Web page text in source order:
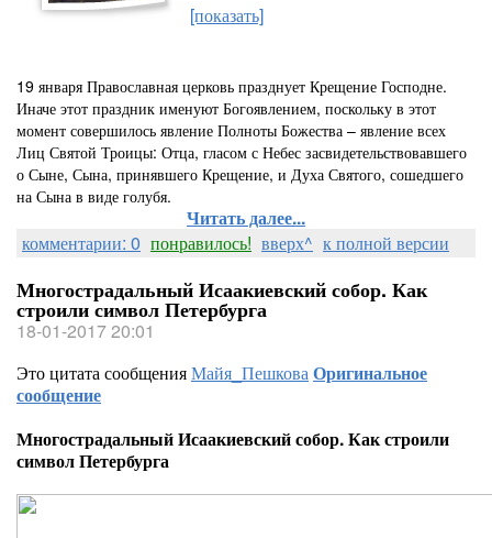
[показать]
19 января Православная церковь празднует Крещение Господне.
Иначе этот праздник именуют Богоявлением, поскольку в этот
момент совершилось явление Полноты Божества – явление всех
Лиц Святой Троицы: Отца, гласом с Небес засвидетельствовавшего
о Сыне, Сына, принявшего Крещение, и Духа Святого, сошедшего
на Сына в виде голубя.
Читать далее...
комментарии: 0 понравилось! вверх^ к полной версии
Многострадальный Исаакиевский собор. Как
строили символ Петербурга
18-01-2017 20:01
Это цитата сообщенияМайя_ПешковаОригинальное
сообщение
Многострадальный Исаакиевский собор. Как строили
символ Петербурга